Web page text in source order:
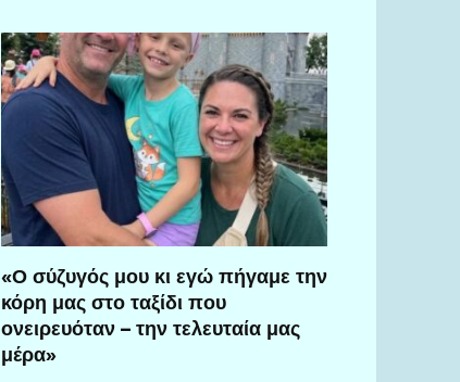
«Ο σύζυγός μου κι εγώ πήγαμε την
κόρη μας στο ταξίδι που
ονειρευόταν – την τελευταία μας
μέρα»